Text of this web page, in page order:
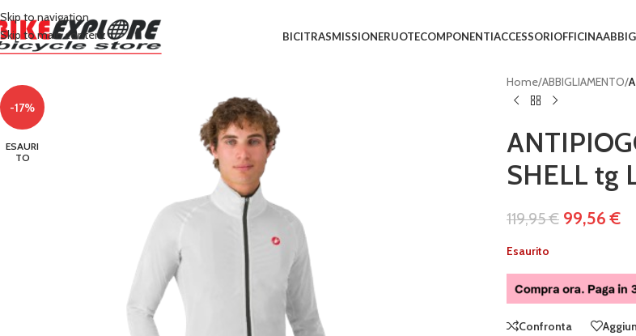
Skip to navigation
Skip to main content
BICITRASMISSIONERUOTECOMPONENTIACCESSORIOFFICINA
-17%
ESAURI
TO
Home/ABBIGLIAMENTO/
SHELL tg
119,95€ 99,56€
Esaurito
Confronta